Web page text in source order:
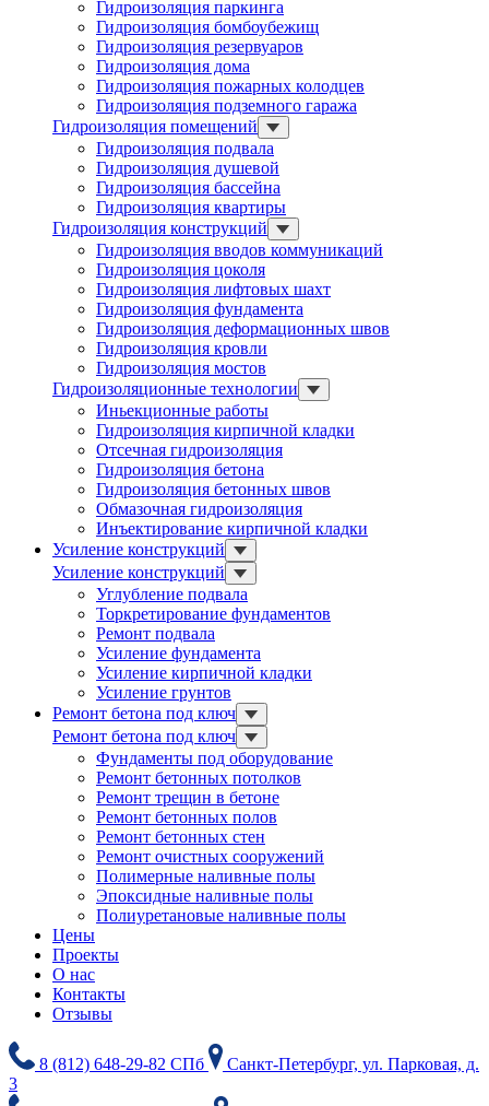
Гидроизоляция паркинга
Гидроизоляция бомбоубежищ
Гидроизоляция резервуаров
Гидроизоляция дома
Гидроизоляция пожарных колодцев
Гидроизоляция подземного гаража
Гидроизоляция помещений
Гидроизоляция подвала
Гидроизоляция душевой
Гидроизоляция бассейна
Гидроизоляция квартиры
Гидроизоляция конструкций
Гидроизоляция вводов коммуникаций
Гидроизоляция цоколя
Гидроизоляция лифтовых шахт
Гидроизоляция фундамента
Гидроизоляция деформационных швов
Гидроизоляция кровли
Гидроизоляция мостов
Гидроизоляционные технологии
Иньекционные работы
Гидроизоляция кирпичной кладки
Отсечная гидроизоляция
Гидроизоляция бетона
Гидроизоляция бетонных швов
Обмазочная гидроизоляция
Инъектирование кирпичной кладки
Усиление конструкций
Усиление конструкций
Углубление подвала
Торкретирование фундаментов
Ремонт подвала
Усиление фундамента
Усиление кирпичной кладки
Усиление грунтов
Ремонт бетона под ключ
Ремонт бетона под ключ
Фундаменты под оборудование
Ремонт бетонных потолков
Ремонт трещин в бетоне
Ремонт бетонных полов
Ремонт бетонных стен
Ремонт очистных сооружений
Полимерные наливные полы
Эпоксидные наливные полы
Полиуретановые наливные полы
Цены
Проекты
О нас
Контакты
Отзывы
8 (812) 648-29-82 СПб
Санкт-Петербург, ул. Парковая, д.
3